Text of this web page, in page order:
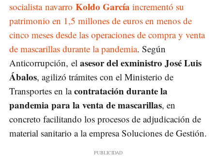
socialista navarro Koldo García incrementó su
patrimonio en 1,5 millones de euros en menos de
cinco meses desde las operaciones de compra y venta
de mascarillas durante la pandemia. Según
Anticorrupción, el asesor del exministro José Luis
Ábalos, agilizó trámites con el Ministerio de
Transportes en lacontratación durante la
pandemia para la venta de mascarillas, en
concreto facilitando los procesos de adjudicación de
material sanitario a la empresa Soluciones de Gestión.